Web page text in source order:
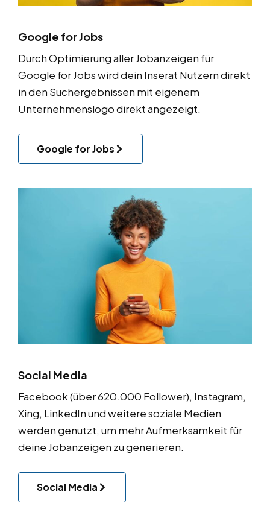
Google for Jobs
Durch Optimierung aller Jobanzeigen für
Google for Jobswird dein Inserat Nutzern direkt
in den Suchergebnissen mit eigenem
Unternehmenslogo direkt angezeigt.
Google for Jobs
Social Media
Facebook (über 620.000 Follower), Instagram,
Xing, LinkedIn und weitere soziale Medien
werden genutzt, um mehr Aufmerksamkeit für
deine Jobanzeigen zu generieren.
Social Media